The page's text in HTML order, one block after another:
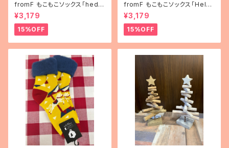
fromF もこもこソックス「hedel
mä（果物）」
¥3,179
15%OFF
fromF もこもこソックス「Helsi
nki（ヘルシンキ）」
¥3,179
15%OFF